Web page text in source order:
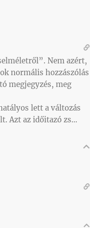
Nem azért,
normális hozzászólás
megjegyzés, meg
lett a változás
Azt az időitazó zs…